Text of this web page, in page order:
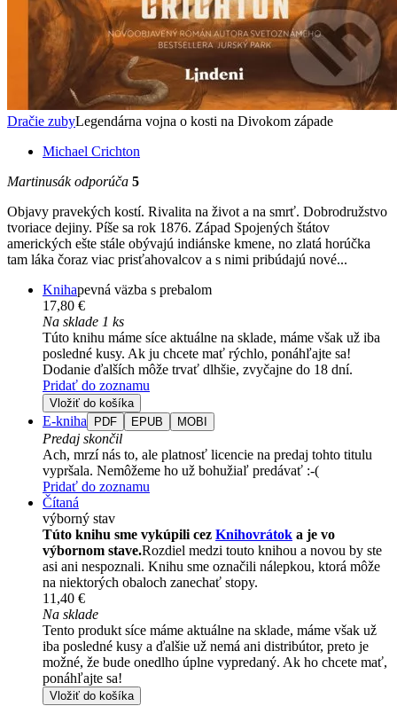
Dračie zubyLegendárna vojna o kosti na Divokom západe
Michael Crichton
Martinusák odporúča 5
Objavy pravekých kostí. Rivalita na život a na smrť. Dobrodružstvo
tvoriace dejiny. Píše sa rok 1876. Západ Spojených štátov
amerických ešte stále obývajú indiánske kmene, no zlatá horúčka
tam láka čoraz viac prisťahovalcov a s nimi pribúdajú nové...
Knihapevná väzba s prebalom
17,80 €
Na sklade 1 ks
Túto knihu máme síce aktuálne na sklade, máme však už iba
posledné kusy. Ak ju chcete mať rýchlo, ponáhľajte sa!
Dodanie ďalších môže trvať dlhšie, zvyčajne do 18 dní.
Pridať do zoznamu
Vložiť do košíka
E-kniha PDF EPUB MOBI
Predaj skončil
Ach, mrzí nás to, ale platnosť licencie na predaj tohto titulu
vypršala. Nemôžeme ho už bohužiaľ predávať :-(
Pridať do zoznamu
Čítaná
výborný stav
Túto knihu sme vykúpili cez Knihovrátok a je vo
výbornom stave.Rozdiel medzi touto knihou a novou by ste
asi ani nespoznali. Knihu sme označili nálepkou, ktorá môže
na niektorých obaloch zanechať stopy.
11,40 €
Na sklade
Tento produkt síce máme aktuálne na sklade, máme však už
iba posledné kusy a ďalšie už nemá ani distribútor, preto je
možné, že bude onedlho úplne vypredaný. Ak ho chcete mať,
ponáhľajte sa!
Vložiť do košíka